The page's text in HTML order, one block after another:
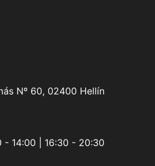
Nº 60, 02400 Hellín
- 14:00 | 16:30 - 20:30